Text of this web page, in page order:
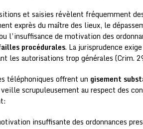
et saisies révèlent fréquemment
exprès du maître des lieux, le
l’insuffisance de motivation des
procédurales. La jurisprudence
les autorisations trop générales (Crim.
téléphoniques offrent un gisement
scrupuleusement au respect des
insuffisante des ordonnances